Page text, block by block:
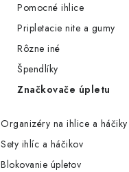
Pomocné ihlice
Pripletacie nite a gumy
Rôzne iné
Špendlíky
Značkovače úpletu
Organizéry na ihlice a háčiky
Sety ihlíc a háčikov
Blokovanie úpletov